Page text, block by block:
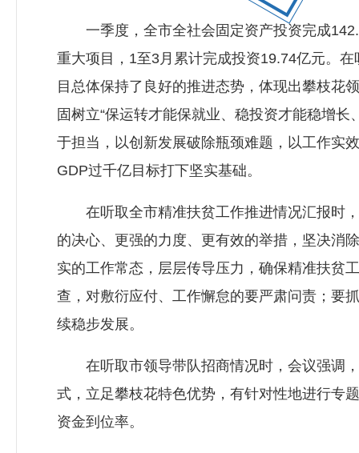
一季度，全市全社会固定资产投资完成
重大项目，1至3月累计完成投资19.74亿元。
目总体保持了良好的推进态势，体现出攀枝花
固树立“保运转才能保就业、稳投资才能稳增
于担当，以创新发展破除瓶颈难题，以工作实
GDP过千亿目标打下坚实基础。
在听取全市精准扶贫工作推进情况汇报时，
的决心、更强的力度、更有效的举措，坚决消
实的工作常态，层层传导压力，确保精准扶贫
查，对敷衍应付、工作懈怠的要严肃问责；要
续稳步发展。
在听取市领导带队招商情况时，会议强调，
式，立足攀枝花特色优势，有针对性地进行专
资金到位率。